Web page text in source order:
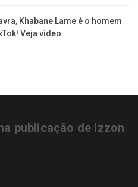
Khabane Lame é o homem
Veja vídeo
publicação de Izzon